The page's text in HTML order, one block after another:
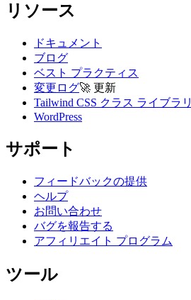
リソース
ドキュメント
ブログ
ベスト プラクティス
変更ログ🚀 更新
Tailwind CSS クラス ライブラリ
WordPress
サポート
フィードバックの提供
ヘルプ
お問い合わせ
バグを報告する
アフィリエイト プログラム
ツール